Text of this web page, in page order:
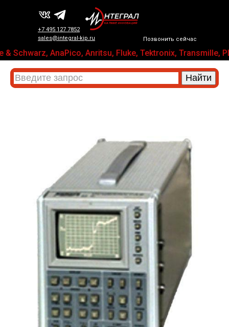
Позвонить сейчас
+7 495 127 7852
sales@integral-kip.ru
AnaPico, Anritsu, Fluke, Tektronix, Transmille,